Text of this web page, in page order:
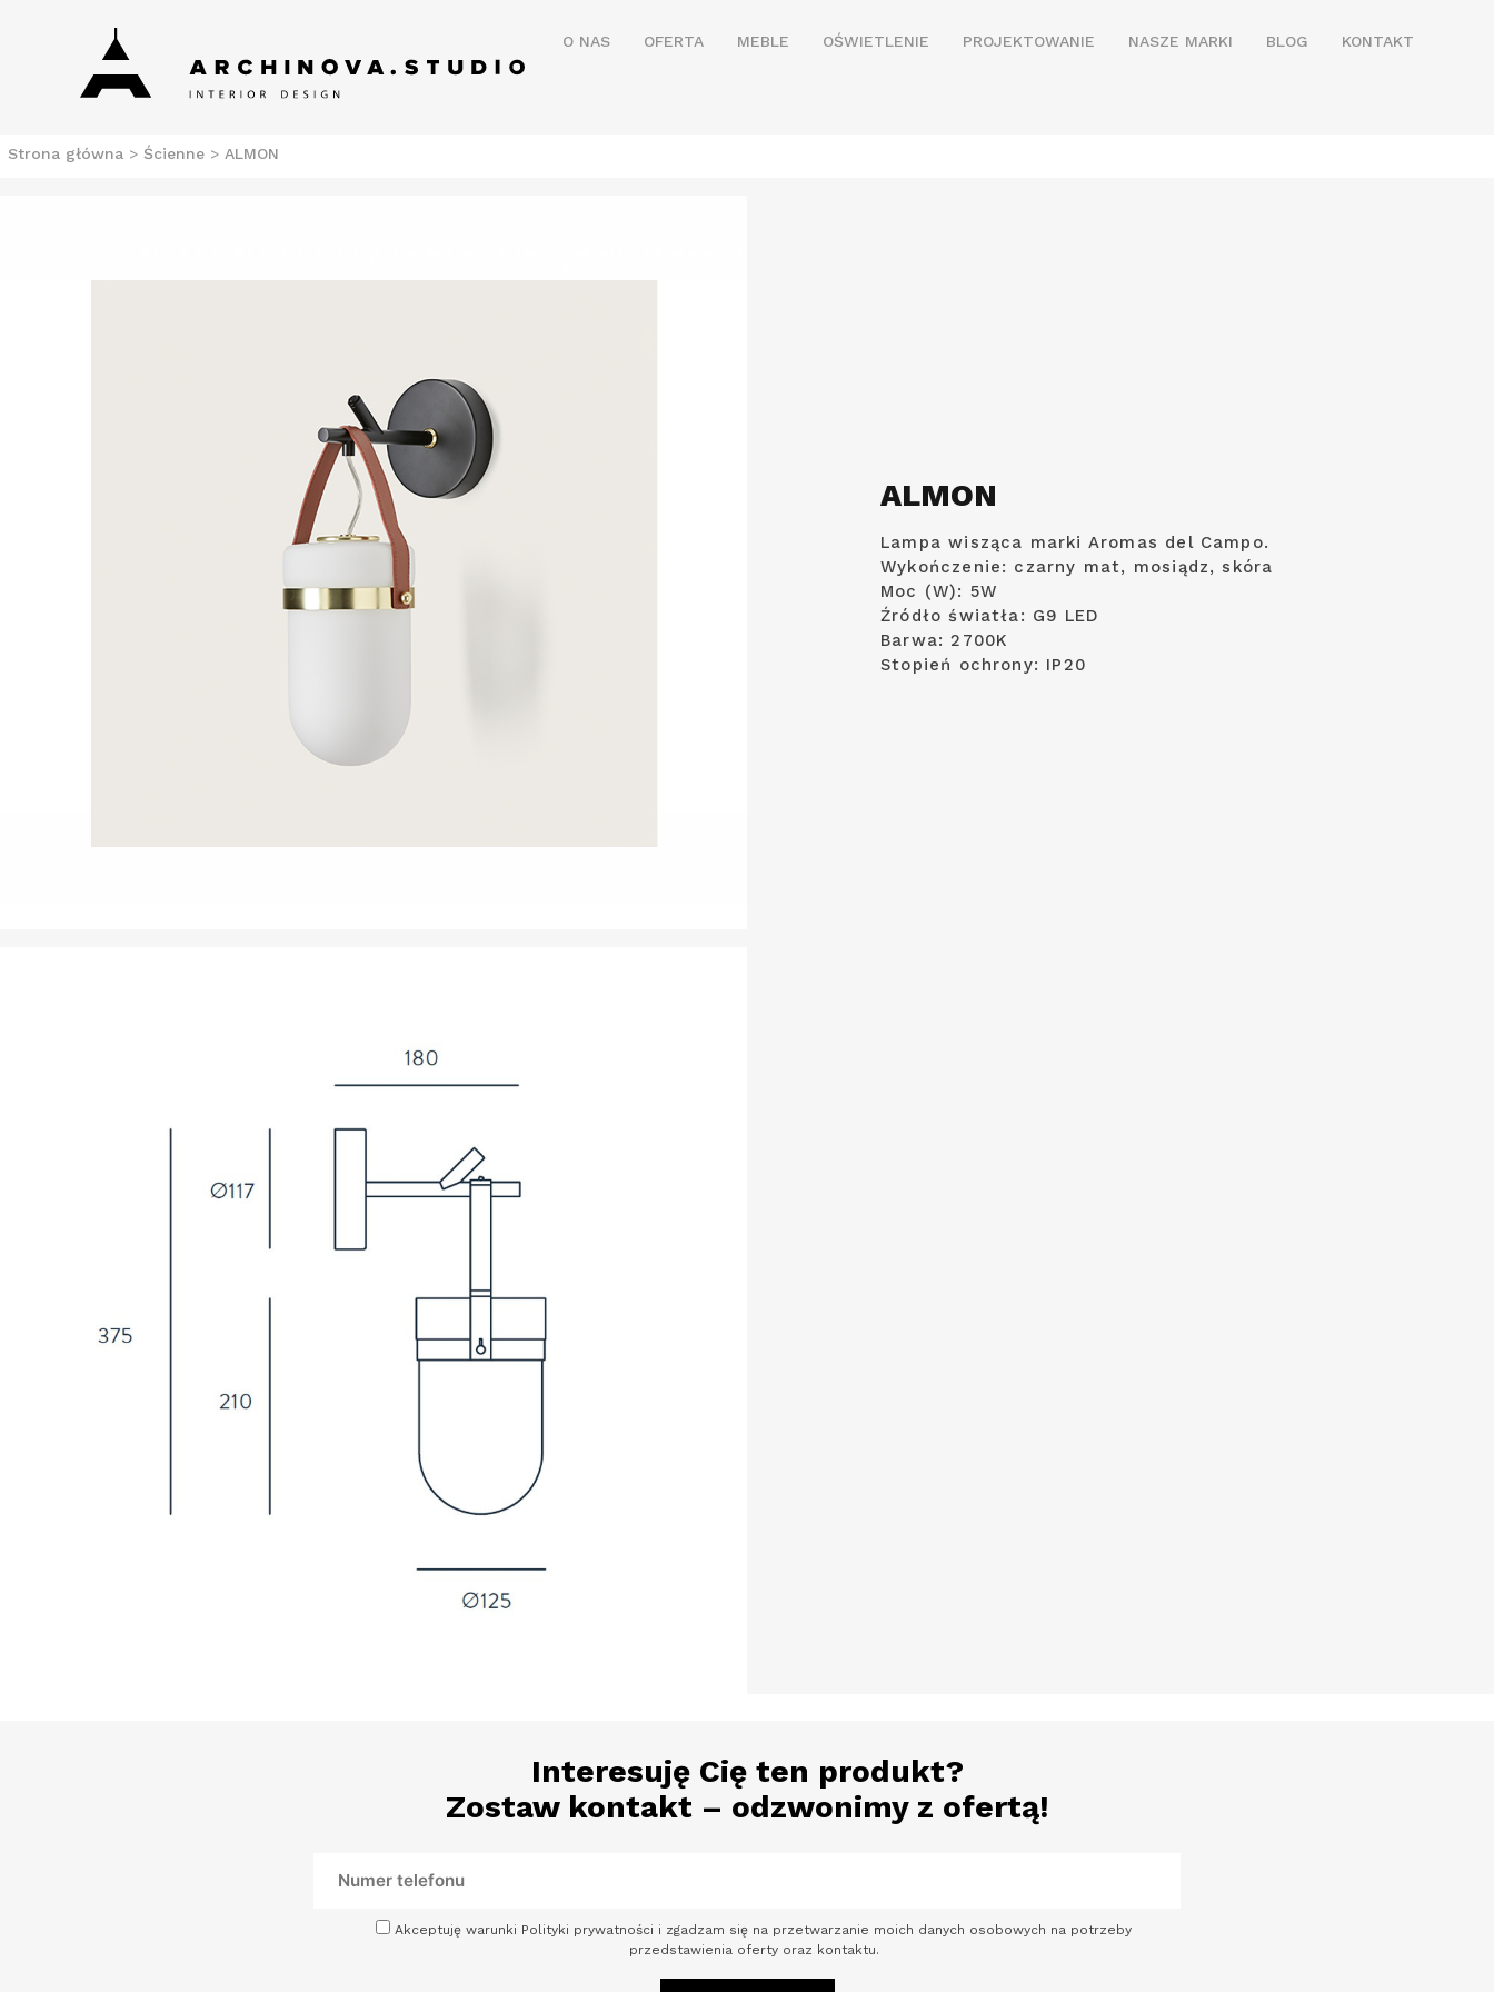
Archinova Studio
Salon meblowy Szczecin. Meble nowoczesne. O NAS OFERTA MEBLE OŚWIETLENIE PROJEKTOWANIE NASZE MARKI BLOG KONTAKT
Strona główna > Ścienne > ALMON
ALMON
Lampa wisząca marki Aromas del Campo.
Wykończenie: czarny mat, mosiądz, skóra
Moc (W): 5W
Źródło światła: G9 LED
Barwa: 2700K
Stopień ochrony: IP20
Interesuję Cię ten produkt?
Zostaw kontakt – odzwonimy z ofertą!
Akceptuję warunki Polityki prywatności i zgadzam się na przetwarzanie moich danych osobowych na potrzeby
przedstawienia oferty oraz kontaktu.